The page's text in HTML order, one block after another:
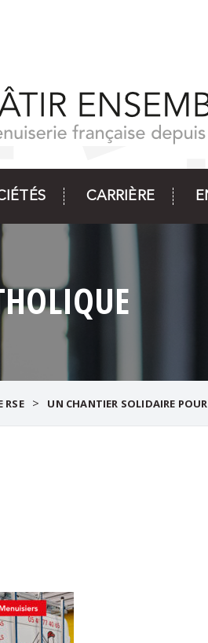
CARRIÈRE
RSE > UN CHANTIER SOLIDAIRE